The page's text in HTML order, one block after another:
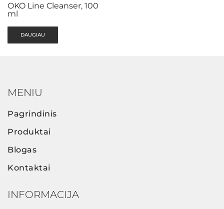
OKO Line Cleanser, 100
ml
DAUGIAU
MENIU
Pagrindinis
Produktai
Blogas
Kontaktai
INFORMACIJA